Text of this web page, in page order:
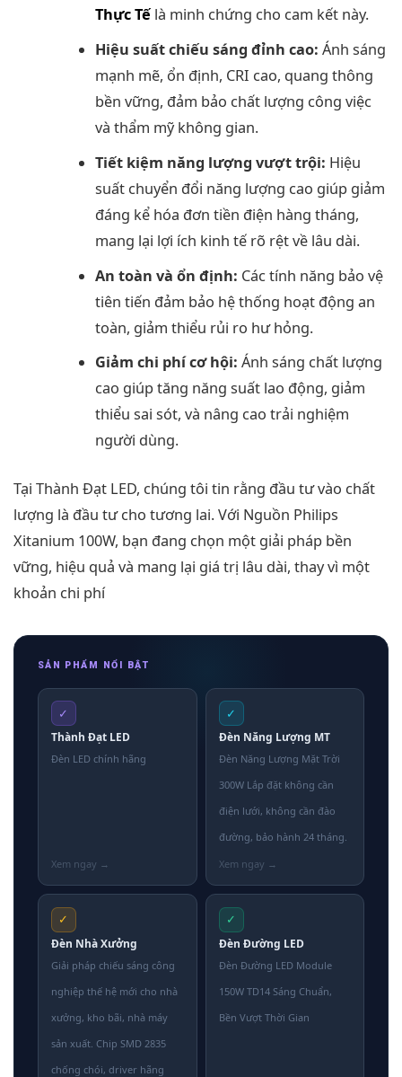
Thực Tế là minh chứng cho cam kết này.
Hiệu suất chiếu sáng đỉnh cao: Ánh sáng
mạnh mẽ, ổn định, CRI cao, quang thông
bền vững, đảm bảo chất lượng công việc
và thẩm mỹ không gian.
Tiết kiệm năng lượng vượt trội: Hiệu
suất chuyển đổi năng lượng cao giúp giảm
đáng kể hóa đơn tiền điện hàng tháng,
mang lại lợi ích kinh tế rõ rệt về lâu dài.
An toàn và ổn định: Các tính năng bảo vệ
tiên tiến đảm bảo hệ thống hoạt động an
toàn, giảm thiểu rủi ro hư hỏng.
Giảm chi phí cơ hội: Ánh sáng chất lượng
cao giúp tăng năng suất lao động, giảm
thiểu sai sót, và nâng cao trải nghiệm
người dùng.
Tại Thành Đạt LED, chúng tôi tin rằng đầu tư vào chất
lượng là đầu tư cho tương lai. Với Nguồn Philips
Xitanium 100W, bạn đang chọn một giải pháp bền
vững, hiệu quả và mang lại giá trị lâu dài, thay vì một
khoản chi phí
SẢN PHẨM NỔI BẬT
✓
Thành Đạt LED
Đèn LED chính hãng
✓
Đèn Năng Lượng MT
Đèn Năng Lượng Mặt Trời
300W Lắp đặt không cần
điện lưới, không cần đào
đường, bảo hành 24 tháng.
✓
Đèn Nhà Xưởng
Giải pháp chiếu sáng công
nghiệp thế hệ mới cho nhà
xưởng, kho bãi, nhà máy
sản xuất. Chip SMD 2835
chống chói, driver hãng
✓
Đèn Đường LED
Đèn Đường LED Module
150W TD14 Sáng Chuẩn,
Bền Vượt Thời Gian